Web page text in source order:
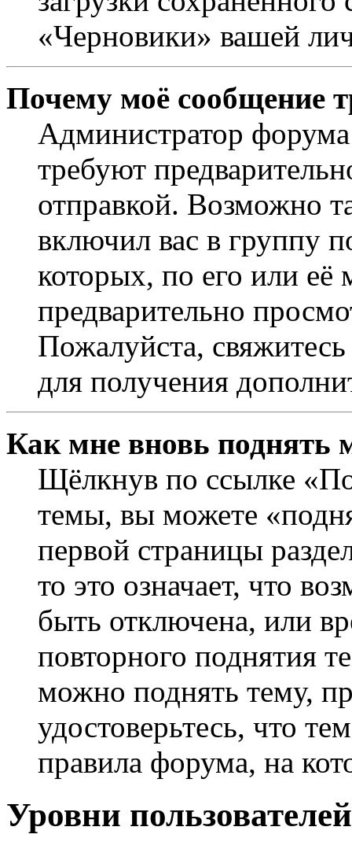
«Черновики» вашей
Почему моё сообщение
Администратор
требуют
отправкой. Возможно
включил вас в группу
которых, по его или
предварительно
Пожалуйста,
для получения
Как мне вновь поднять
Щёлкнув по ссылке
темы, вы можете
первой страницы
то это означает, что
быть отключена, или
повторного поднятия
можно поднять тему,
удостоверьтесь, что
правила форума, на
Уровни